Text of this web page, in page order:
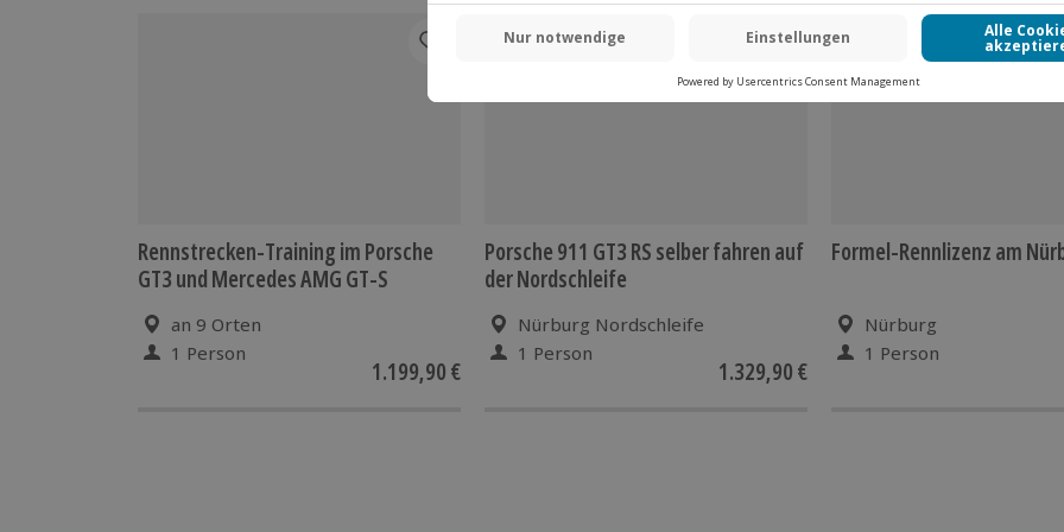
Rennstrecken-Training im Porsche
GT3 und Mercedes AMG GT-S
an 9 Orten
1 Person
1.199,90 €
Porsche 911 GT3 RS selber fahren auf
der Nordschleife
Nürburg Nordschleife
1 Person
1.329,90 €
Formel-Rennlizenz am
Nürburg
1 Person